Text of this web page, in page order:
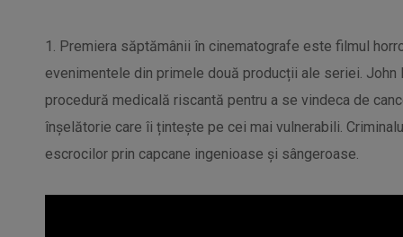
1. Premiera săptămânii în cinematografe este filmul
evenimentele din primele două producții ale seriei.
procedură medicală riscantă pentru a se vindeca de
înșelătorie care îi țintește pe cei mai vulnerabili.
escrocilor prin capcane ingenioase și sângeroase.